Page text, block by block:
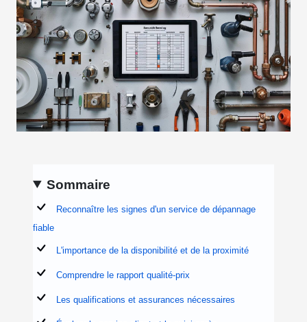
Sommaire
Reconnaître les signes d'un service de dépannage
fiable
L'importance de la disponibilité et de la proximité
Comprendre le rapport qualité-prix
Les qualifications et assurances nécessaires